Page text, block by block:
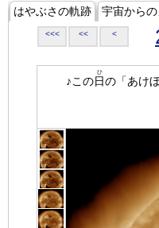
はやぶさの軌跡 宇宙から
<<< << <
♪この日
ひ
の「あけぼ